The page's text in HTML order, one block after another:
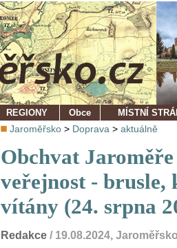
REGIONY Obce MÍSTNÍ
Jaroměřsko > Doprava > aktuálně
Obchvat
veřejnost - brusle,
vítány (24. srpna
Redakce / 19.08.2024,